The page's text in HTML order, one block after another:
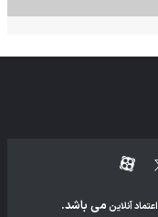
اعتماد آنلاین می باشد.